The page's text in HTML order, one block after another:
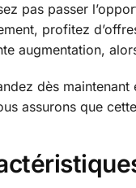
pas passer
profitez
augmentation,
dès
assurons que